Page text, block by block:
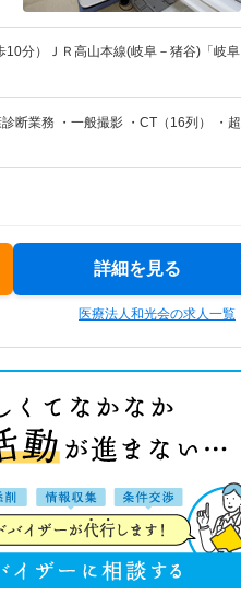
10分）ＪＲ高山本線(岐阜－猪谷)「岐阜
断業務 ・一般撮影 ・CT（16列） ・超
詳細を見る
医療法人和光会の求人一覧